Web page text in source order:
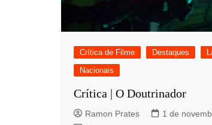
Crítica de Filme Destaques
Nacionais
Crítica | O Doutrinador
Ramon Prates
1 de